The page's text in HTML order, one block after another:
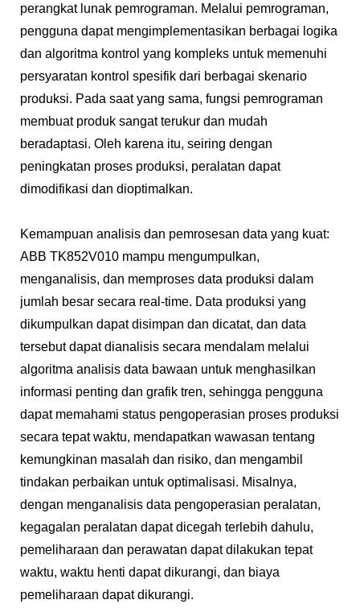
perangkat lunak pemrograman. Melalui pemrograman,
pengguna dapat mengimplementasikan berbagai logika
dan algoritma kontrol yang kompleks untuk memenuhi
persyaratan kontrol spesifik dari berbagai skenario
produksi. Pada saat yang sama, fungsi pemrograman
membuat produk sangat terukur dan mudah
beradaptasi. Oleh karena itu, seiring dengan
peningkatan proses produksi, peralatan dapat
dimodifikasi dan dioptimalkan.
Kemampuan analisis dan pemrosesan data yang kuat:
ABB TK852V010 mampu mengumpulkan,
menganalisis, dan memproses data produksi dalam
jumlah besar secara real-time. Data produksi yang
dikumpulkan dapat disimpan dan dicatat, dan data
tersebut dapat dianalisis secara mendalam melalui
algoritma analisis data bawaan untuk menghasilkan
informasi penting dan grafik tren, sehingga pengguna
dapat memahami status pengoperasian proses produksi
secara tepat waktu, mendapatkan wawasan tentang
kemungkinan masalah dan risiko, dan mengambil
tindakan perbaikan untuk optimalisasi. Misalnya,
dengan menganalisis data pengoperasian peralatan,
kegagalan peralatan dapat dicegah terlebih dahulu,
pemeliharaan dan perawatan dapat dilakukan tepat
waktu, waktu henti dapat dikurangi, dan biaya
pemeliharaan dapat dikurangi.